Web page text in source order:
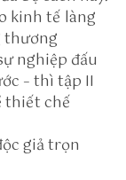
kinh tế làng
thương
nghiệp đấu
– thì tập II
thiết chế
giả trọn